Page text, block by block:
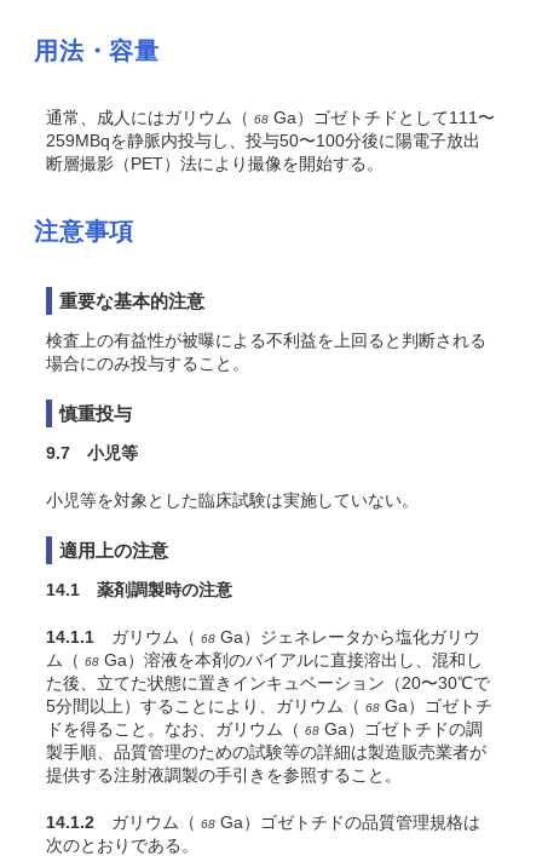
用法・容量
通常、成人にはガリウム（ 68 Ga）ゴゼトチドとして111〜
259MBqを静脈内投与し、投与50〜100分後に陽電子放出
断層撮影（PET）法により撮像を開始する。
注意事項
重要な基本的注意
検査上の有益性が被曝による不利益を上回ると判断される
場合にのみ投与すること。
慎重投与
9.7 小児等
小児等を対象とした臨床試験は実施していない。
適用上の注意
14.1 薬剤調製時の注意
14.1.1 ガリウム（ 68 Ga）ジェネレータから塩化ガリウ
ム（ 68 Ga）溶液を本剤のバイアルに直接溶出し、混和し
た後、立てた状態に置きインキュベーション（20〜30℃で
5分間以上）することにより、ガリウム（ 68 Ga）ゴゼトチ
ドを得ること。なお、ガリウム（ 68 Ga）ゴゼトチドの調
製手順、品質管理のための試験等の詳細は製造販売業者が
提供する注射液調製の手引きを参照すること。
14.1.2 ガリウム（ 68 Ga）ゴゼトチドの品質管理規格は
次のとおりである。